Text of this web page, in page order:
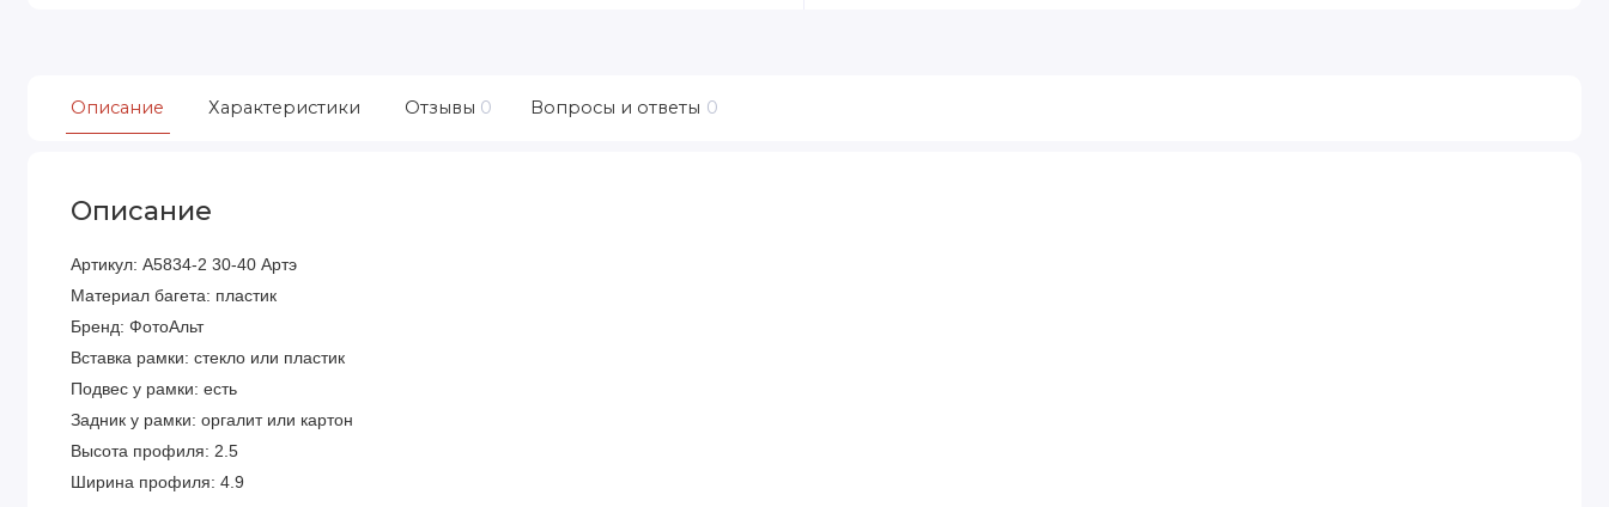
Описание Характеристики Отзывы 0 Вопросы и ответы 0
Описание
Артикул: A5834-2 30-40 Артэ
Материал багета: пластик
Бренд: ФотоАльт
Вставка рамки: стекло или пластик
Подвес у рамки: есть
Задник у рамки: оргалит или картон
Высота профиля: 2.5
Ширина профиля: 4.9